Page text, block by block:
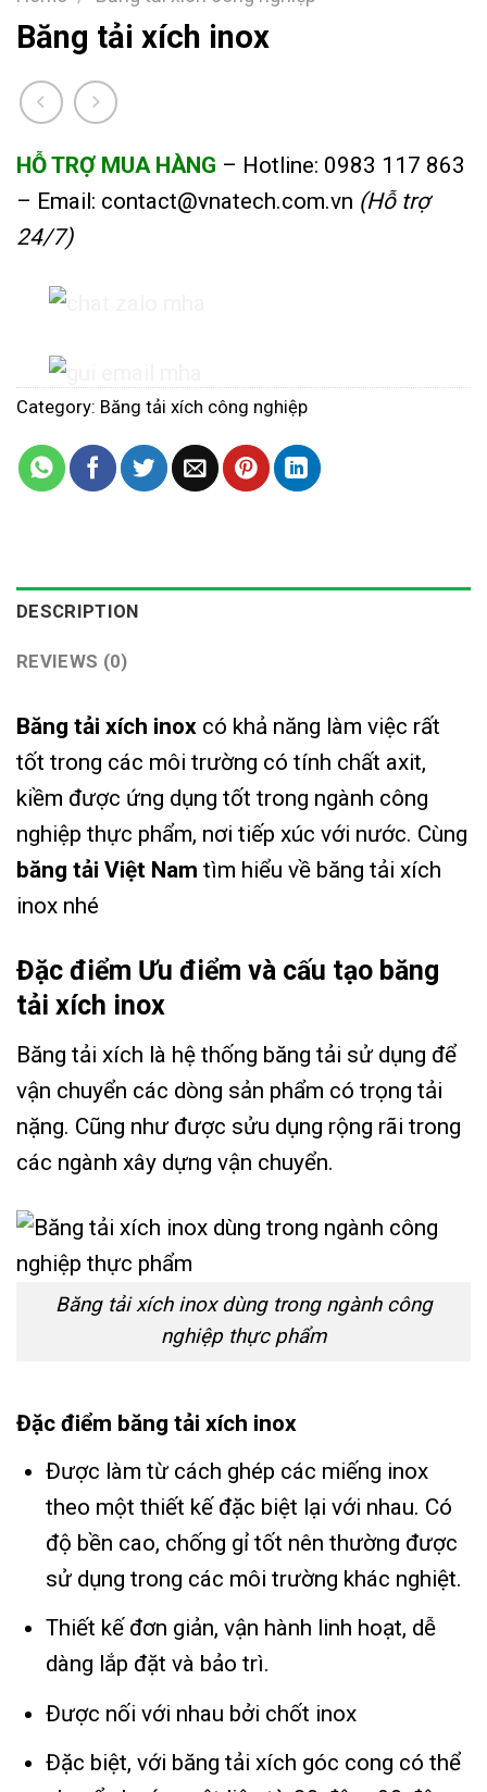
Băng tải xích inox
HỖ TRỢ MUA HÀNG – Hotline: 0983 117 863
– Email: contact@vnatech.com.vn (Hỗ trợ
24/7)
Category: Băng tải xích công nghiệp
DESCRIPTION
REVIEWS (0)
Băng tải xích inox có khả năng làm việc rất
tốt trong các môi trường có tính chất axit,
kiềm được ứng dụng tốt trong ngành công
nghiệp thực phẩm, nơi tiếp xúc với nước. Cùng
băng tải Việt Nam tìm hiểu về băng tải xích
inox nhé
Đặc điểm Ưu điểm và cấu tạo băng
tải xích inox
Băng tải xích là hệ thống băng tải sử dụng để
vận chuyển các dòng sản phẩm có trọng tải
nặng. Cũng như được sửu dụng rộng rãi trong
các ngành xây dựng vận chuyển.
Băng tải xích inox dùng trong ngành công
nghiệp thực phẩm
Đặc điểm băng tải xích inox
Được làm từ cách ghép các miếng inox
theo một thiết kế đặc biệt lại với nhau. Có
độ bền cao, chống gỉ tốt nên thường được
sử dụng trong các môi trường khác nghiệt.
Thiết kế đơn giản, vận hành linh hoạt, dễ
dàng lắp đặt và bảo trì.
Được nối với nhau bởi chốt inox
Đặc biệt, với băng tải xích góc cong có thể